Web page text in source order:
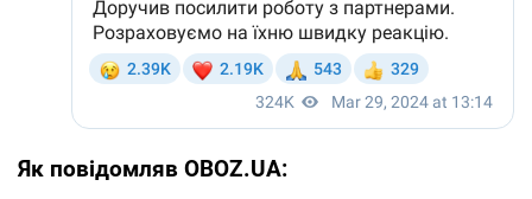
Як повідомляв OBOZ.UA: